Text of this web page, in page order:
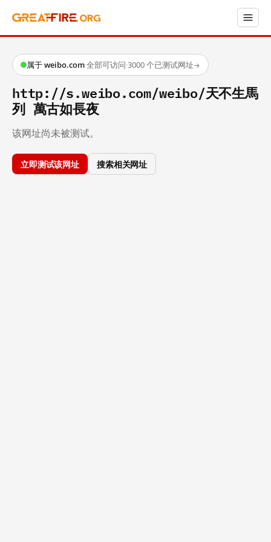
属于 weibo.com·全部可访问·3000 个已测试网址→
http://s.weibo.com/weibo/天不生馬
列 萬古如長夜
该网址尚未被测试。
立即测试该网址 搜索相关网址